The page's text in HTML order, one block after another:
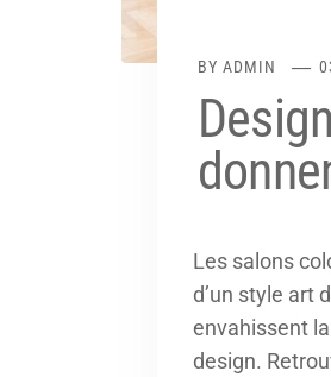
BY ADMIN
Les salons
d’un style art
envahissent
design.